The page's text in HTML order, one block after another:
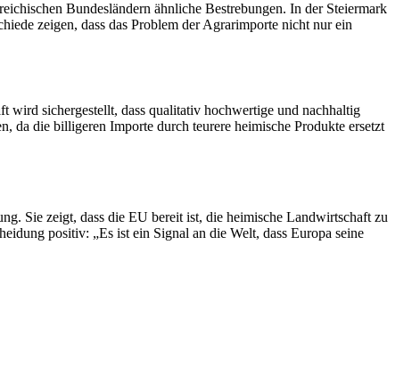
Bundesländern ähnliche Bestrebungen. In der Steiermark
zeigen, dass das Problem der Agrarimporte nicht nur ein
wird sichergestellt, dass qualitativ hochwertige und nachhaltig
da die billigeren Importe durch teurere heimische Produkte ersetzt
Sie zeigt, dass die EU bereit ist, die heimische Landwirtschaft zu
positiv: „Es ist ein Signal an die Welt, dass Europa seine